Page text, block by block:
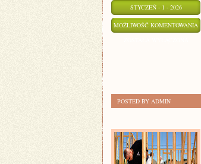
STYCZEŃ - 1 - 2026
MOŻLIWOŚĆ KOMENTOWANIA
POSTED BY ADMIN